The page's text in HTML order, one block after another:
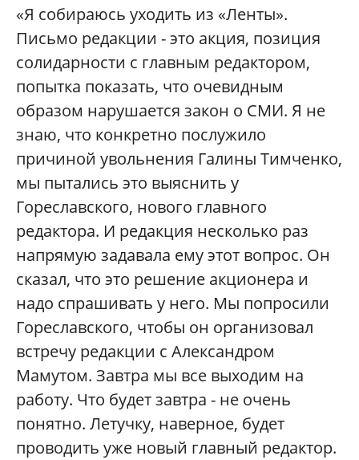
«Я собираюсь уходить из «Ленты».
Письмо редакции - это акция, позиция
солидарности с главным редактором,
попытка показать, что очевидным
образом нарушается закон о СМИ. Я не
знаю, что конкретно послужило
причиной увольнения Галины Тимченко,
мы пытались это выяснить у
Гореславского, нового главного
редактора. И редакция несколько раз
напрямую задавала ему этот вопрос. Он
сказал, что это решение акционера и
надо спрашивать у него. Мы попросили
Гореславского, чтобы он организовал
встречу редакции с Александром
Мамутом. Завтра мы все выходим на
работу. Что будет завтра - не очень
понятно. Летучку, наверное, будет
проводить уже новый главный редактор.